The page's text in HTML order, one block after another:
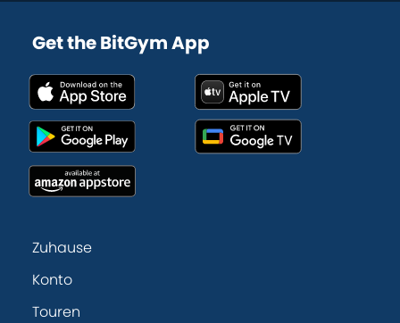
Get the BitGym App
Zuhause
Konto
Touren